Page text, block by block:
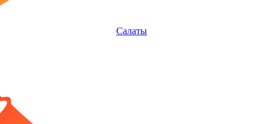
Салаты